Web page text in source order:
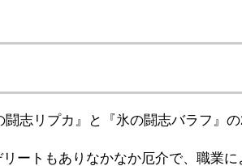
志リプカ』と『氷の闘志バラフ』の
ートもありなかなか厄介で、職業